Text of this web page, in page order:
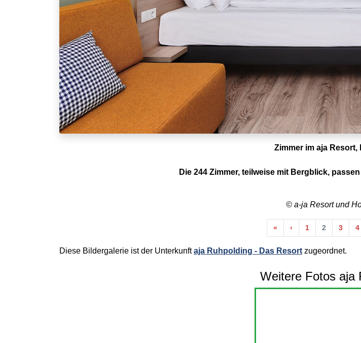
Zimmer im aja
Die 244 Zimmer, teilweise mit Bergblick,
© a-ja Resort und
« Anfang
‹ Vorherige
1 2 3 4
Diese Bildergalerie ist der Unterkunftaja Ruhpolding - Das Resortzugeordnet.
Weitere Fotos aja